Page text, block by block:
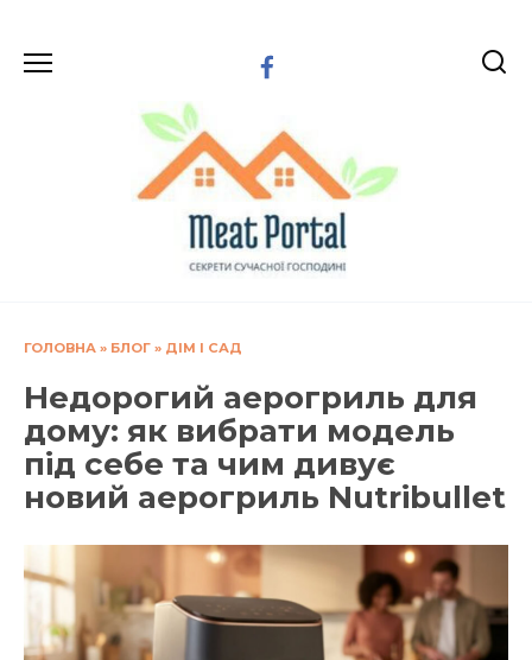
вмісту
ГОЛОВНА » БЛОГ » ДІМ І САД
Недорогий аерогриль для
дому: як вибрати модель
під себе та чим дивує
новий аерогриль Nutribullet